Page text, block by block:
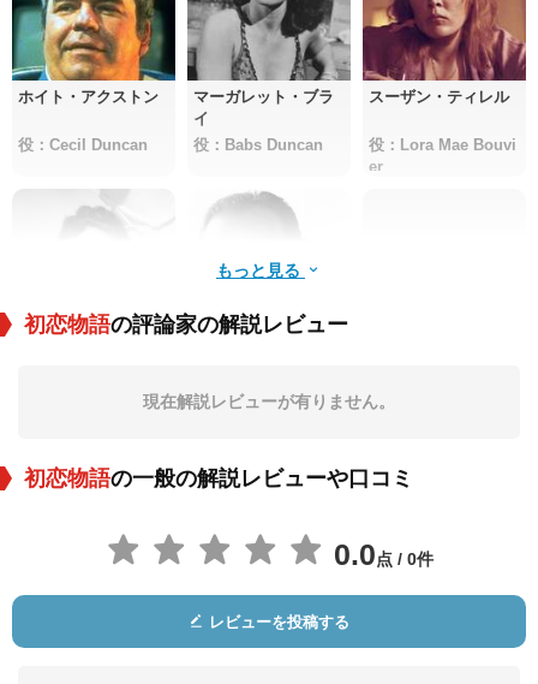
ホイト・アクストン
役：Cecil Duncan
マーガレット・ブラ
イ
役：Babs Duncan
スーザン・ティレル
役：Lora Mae Bouvi
er
役：Jeanene Dubois
役：Col. Tubman
役：Connie Peterso
David Underwood
もっと見る
初恋物語の評論家の解説レビュー
現在解説レビューが有りません。
初恋物語の一般の解説レビューや口コミ
0.0点 / 0件
レビューを投稿する